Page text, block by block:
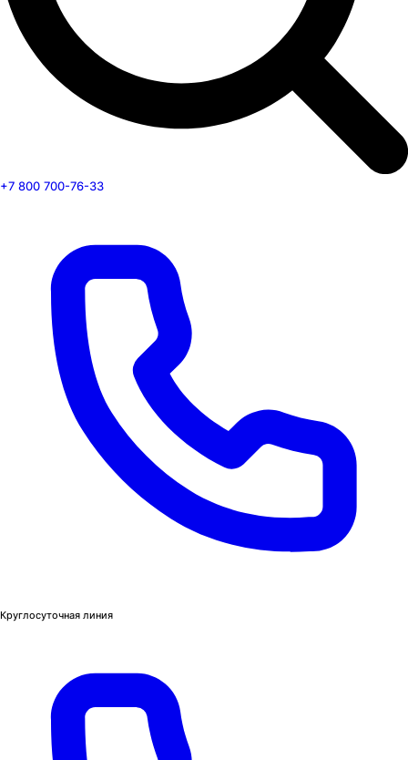
+7 800 700-76-33
Круглосуточная линия